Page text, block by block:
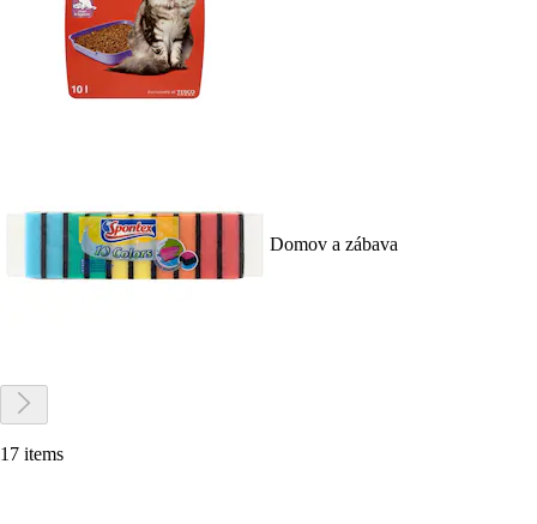
Domov a zábava
17 items